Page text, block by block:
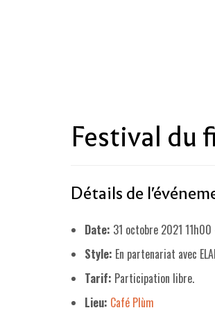
Festival du
Détails de
Date: 31 octobre 2021 11h00
Style: En partenariat avec
Tarif: Participation libre.
Lieu: Café Plùm